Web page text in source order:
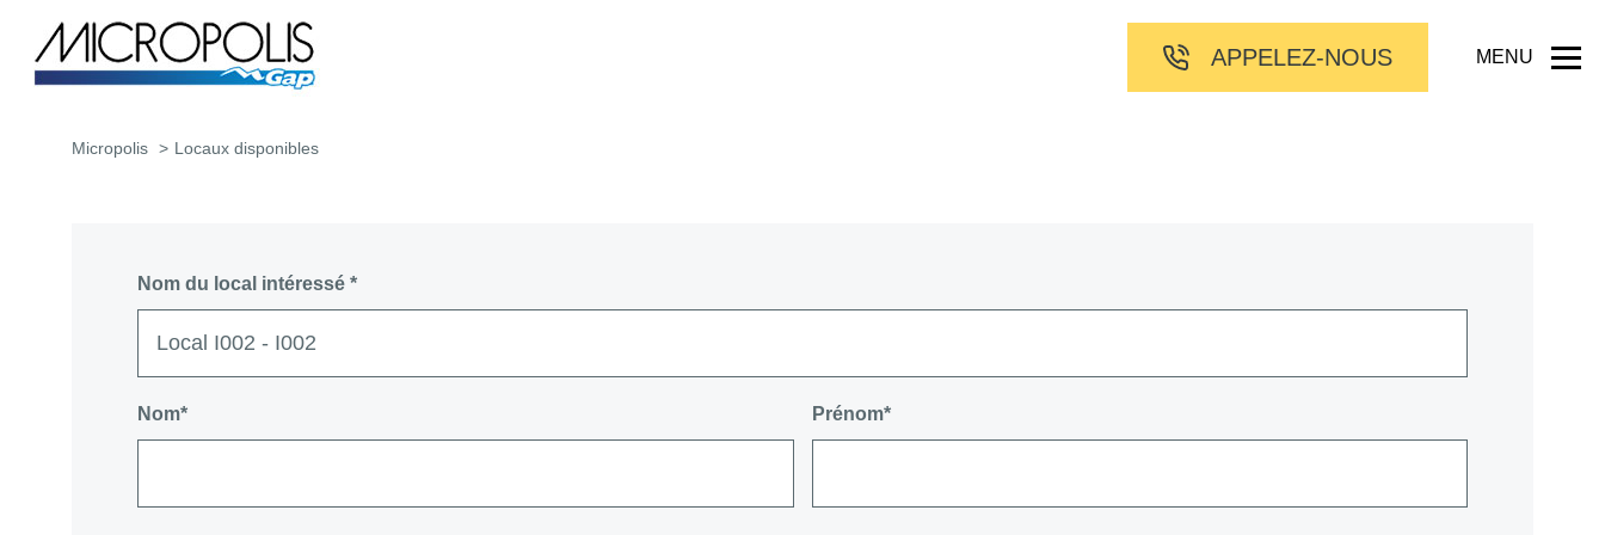
APPELEZ-NOUS MENU
Micropolis Locaux disponibles
Nom du local intéressé *
Nom* Prénom*